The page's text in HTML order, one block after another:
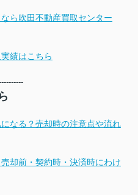
ら吹田不動産買取センター
績はこちら
なる？売却時の注意点や流れ
却前・契約時・決済時にわけ